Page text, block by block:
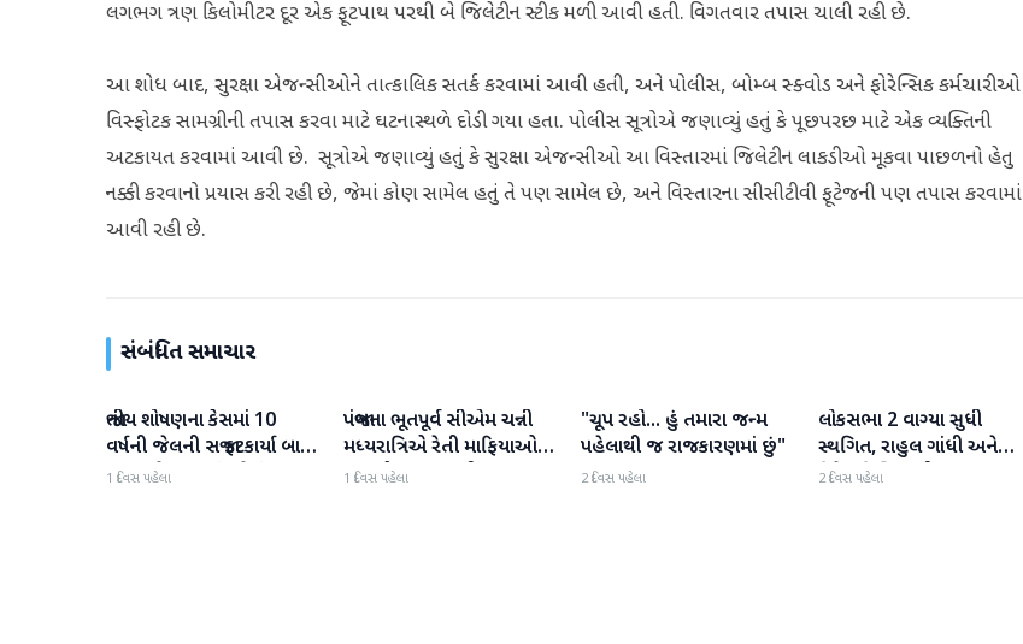
લગભગ ત્રણ કિલોમીટર દૂર એક ફૂટપાથ પરથી બે જિલેટીન સ્ટીક મળી આવી હતી. વિગતવાર તપાસ ચાલી રહી છે.
આ શોધ બાદ, સુરક્ષા એજન્સીઓને તાત્કાલિક સતર્ક કરવામાં આવી હતી, અને પોલીસ, બોમ્બ સ્ક્વોડ અને ફોરેન્સિક કર્મચારીઓ
વિસ્ફોટક સામગ્રીની તપાસ કરવા માટે ઘટનાસ્થળે દોડી ગયા હતા. પોલીસ સૂત્રોએ જણાવ્યું હતું કે પૂછપરછ માટે એક વ્યક્તિની
અટકાયત કરવામાં આવી છે. સૂત્રોએ જણાવ્યું હતું કે સુરક્ષા એજન્સીઓ આ વિસ્તારમાં જિલેટીન લાકડીઓ મૂકવા પાછળનો હેતુ
નક્કી કરવાનો પ્રયાસ કરી રહી છે, જેમાં કોણ સામેલ હતું તે પણ સામેલ છે, અને વિસ્તારના સીસીટીવી ફૂટેજની પણ તપાસ કરવામાં
આવી રહી છે.
સંબંધિત સમાચાર
રાજકારણ
જાતીય શોષણના કેસમાં 10
વર્ષની જેલની સજા ફટકાર્યા બાદ
તરુણ તેજપાલનું પહેલું
1 દિવસ પહેલા
રાજકારણ
પંજાબના ભૂતપૂર્વ સીએમ ચન્ની
મધ્યરાત્રિએ રેતી માફિયાઓ
પર દરોડા પાડવા નીકળ્યા
1 દિવસ પહેલા
રાજકારણ
"ચૂપ રહો... હું તમારા જન્મ
પહેલાથી જ રાજકારણમાં છું"
2 દિવસ પહેલા
રાજકારણ
લોકસભા 2 વાગ્યા સુધી
સ્થગિત, રાહુલ ગાંધી અને
કિરેન રિજિજુની મુલાકાત,
2 દિવસ પહેલા